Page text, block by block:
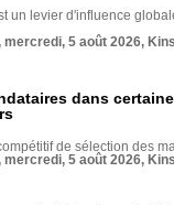
un levier d'influence
mercredi, 5 août 2026,
dans
de sélection des
mercredi, 5 août 2026,